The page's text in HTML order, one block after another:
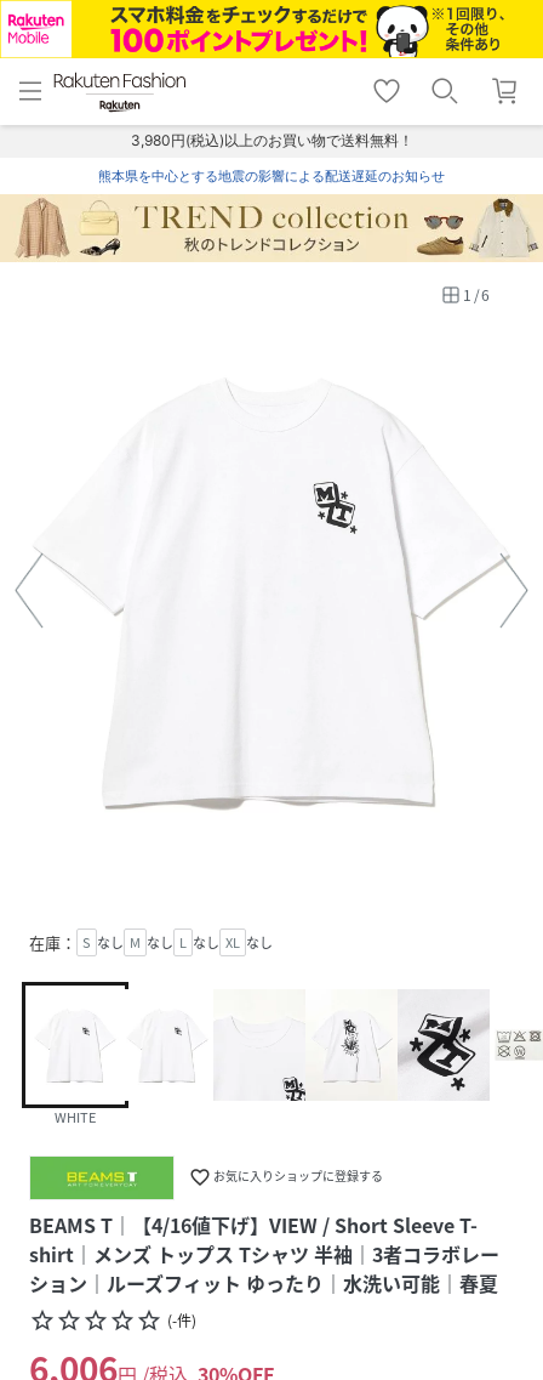
menu home
トップ
shopping_cart lock_outline
ログイン
3,980円(税込)以上のお買い物で送料無料！
熊本県を中心とする地震の影響による配送遅延のお知らせ
1 /6
在庫： S なし M なし L なし XL なし
WHITE
favorite_border お気に入りショップに登録する
BEAMS T｜【4/16値下げ】VIEW / Short Sleeve T-
shirt｜メンズ トップス Tシャツ 半袖｜3者コラボレー
ション｜ルーズフィット ゆったり｜水洗い可能｜春夏
star_borderstar_borderstar_borderstar_borderstar_border (-件)
6,006円 /税込 30%OFF